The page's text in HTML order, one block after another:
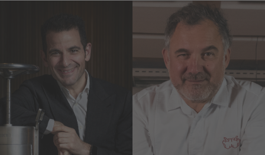
Abel
Valverde
Desde 1911*
Albert
Raurich
Dos Palillos*